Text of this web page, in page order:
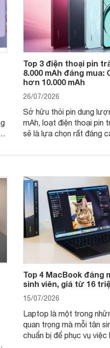
Top 3 điện thoại pin
8.000 mAh đáng mua:
hơn 10.000 mAh
26/07/2026
Sở hữu thỏi pin dung
mAh, loạt điện thoại pin
sẽ là lựa chọn rất đáng
Top 4 MacBook đáng
sinh viên, giá từ 16
15/07/2026
Laptop là một trong
quan trọng mà mỗi tân
chuẩn bị để phục vụ việc